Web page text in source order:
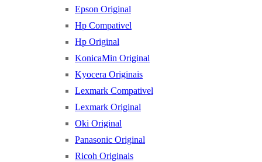
Epson Original
Hp Compativel
Hp Original
KonicaMin Original
Kyocera Originais
Lexmark Compativel
Lexmark Original
Oki Original
Panasonic Original
Ricoh Originais